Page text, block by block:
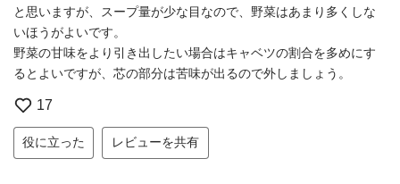
と思いますが、スープ量が少な目なので、野菜はあまり多くしな
いほうがよいです。
野菜の甘味をより引き出したい場合はキャベツの割合を多めにす
るとよいですが、芯の部分は苦味が出るので外しましょう。
17
役に立った レビューを共有